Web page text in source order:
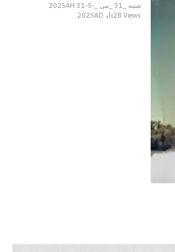
شنبه _31 _می _2025AH 31-5-
2025AD
28Views